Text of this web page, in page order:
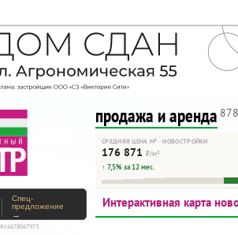
- только
независимому
продажа и аренда
СРЕДНЯЯ ЦЕНА М² · НОВОСТРОЙКИ
176 871 ₽/м²
↑ 7,5% за 12 мес.
Спец-
предложение
→
6678067973
Интерактивная карта